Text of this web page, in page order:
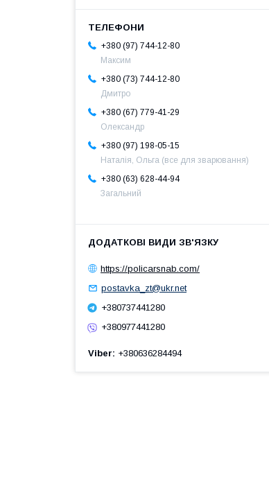
+380 (97) 744-12-80
Максим
+380 (73) 744-12-80
Дмитро
+380 (67) 779-41-29
Олександр
+380 (97) 198-05-15
Наталія, Ольга (все для зварювання)
+380 (63) 628-44-94
Загальний
https://policarsnab.com/
postavka_zt@ukr.net
+380737441280
+380977441280
Viber +380636284494